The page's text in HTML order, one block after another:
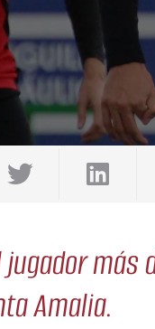
más
Amalia.